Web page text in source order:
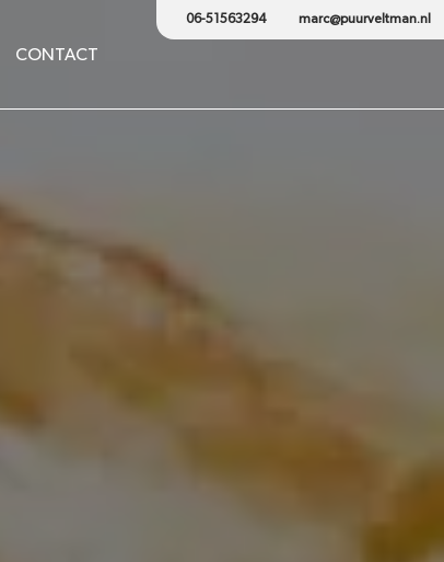
06-51563294 marc@puurveltman.nl
CONTACT